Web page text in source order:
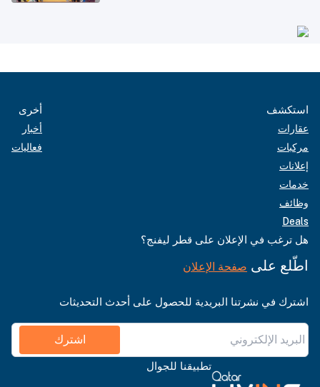
استكشف
عقارات
مركبات
إعلانات
خدمات
وظائف
Deals
أخرى
أخبار
فعاليات
هل ترغب في الإعلان على قطر ليفنج؟
اطّلع على صفحة الإعلان
اشترك في نشرتنا البريدية للحصول على أحدث التحديثات
اشترك
تطبيقنا للجوال